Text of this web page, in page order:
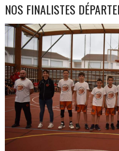
NOS FINALISTES